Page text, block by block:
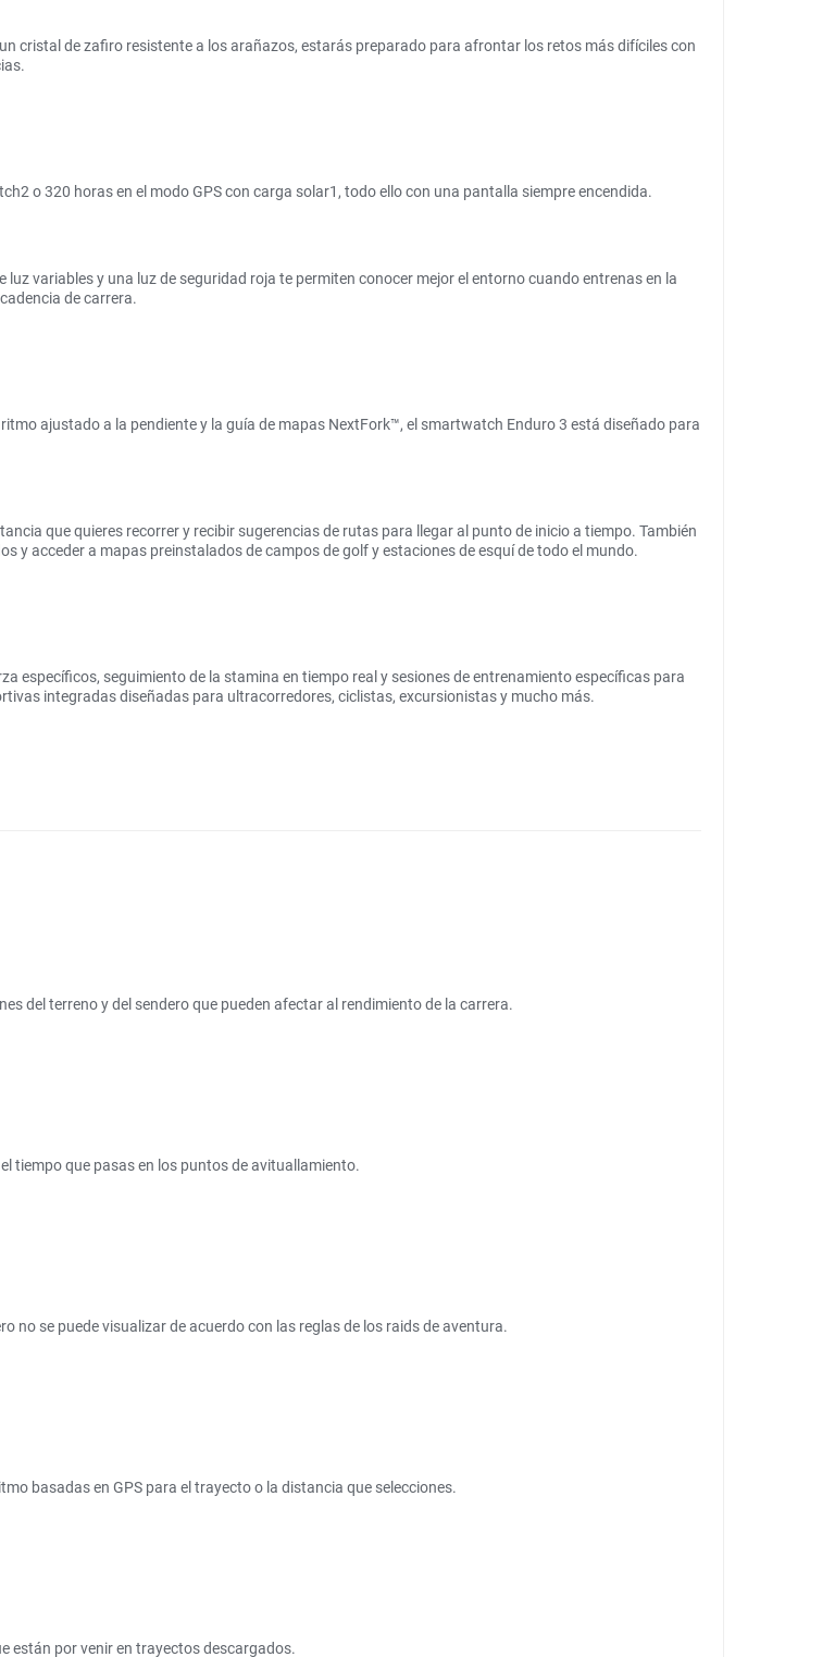
cristal de zafiro resistente a los arañazos, estarás preparado para afrontar los retos más difíciles con
o 320 horas en el modo GPS con carga solar1, todo ello con una pantalla siempre encendida.
variables y una luz de seguridad roja te permiten conocer mejor el entorno cuando entrenas en la
de carrera.
ajustado a la pendiente y la guía de mapas NextFork™, el smartwatch Enduro 3 está diseñado para
que quieres recorrer y recibir sugerencias de rutas para llegar al punto de inicio a tiempo. También
y acceder a mapas preinstalados de campos de golf y estaciones de esquí de todo el mundo.
específicos, seguimiento de la stamina en tiempo real y sesiones de entrenamiento específicas para
integradas diseñadas para ultracorredores, ciclistas, excursionistas y mucho más.
del terreno y del sendero que pueden afectar al rendimiento de la carrera.
tiempo que pasas en los puntos de avituallamiento.
no se puede visualizar de acuerdo con las reglas de los raids de aventura.
basadas en GPS para el trayecto o la distancia que selecciones.
están por venir en trayectos descargados.